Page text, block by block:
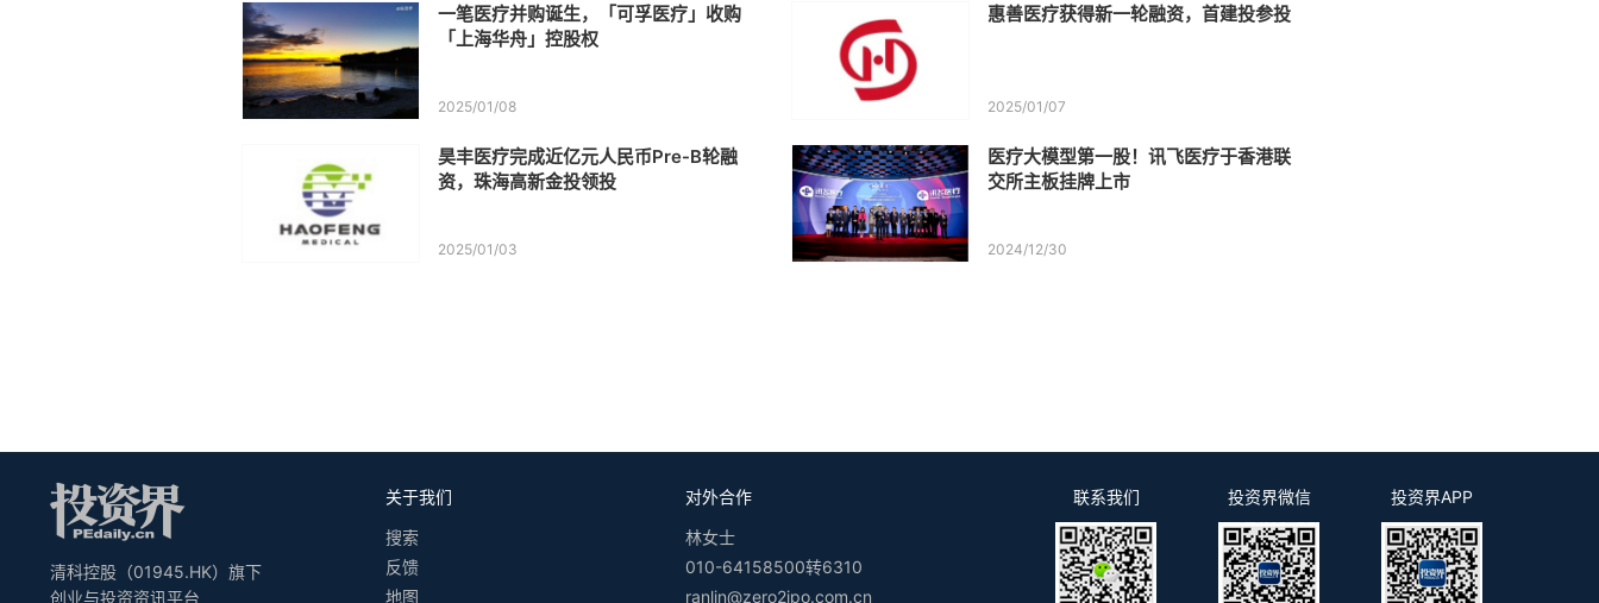
一笔医疗并购诞生，「可孚医疗」收购
「上海华舟」控股权
2025/01/08
惠善医疗获得新一轮融资，首建投参投
2025/01/07
昊丰医疗完成近亿元人民币Pre-B轮融
资，珠海高新金投领投
2025/01/03
医疗大模型第一股！讯飞医疗于香港联
交所主板挂牌上市
2024/12/30
清科控股（01945.HK）旗下
创业与投资资讯平台
关于我们
搜索
反馈
地图
对外合作
林女士
010-64158500转6310
ranlin@zero2ipo.com.cn
联系我们 投资界微信 投资界APP